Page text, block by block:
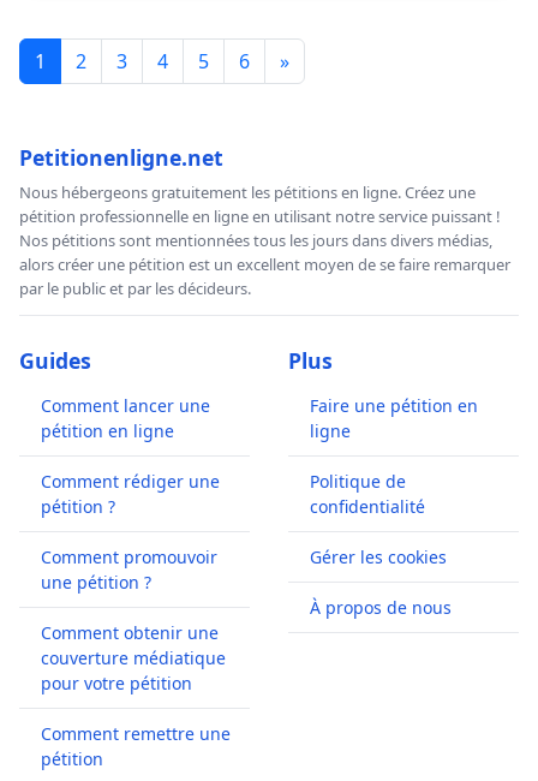
1 2 3 4 5 6 »
Petitionenligne.net
Nous hébergeons gratuitement les pétitions en ligne. Créez une
pétition professionnelle en ligne en utilisant notre service puissant !
Nos pétitions sont mentionnées tous les jours dans divers médias,
alors créer une pétition est un excellent moyen de se faire remarquer
par le public et par les décideurs.
Guides
Comment lancer une
pétition en ligne
Comment rédiger une
pétition ?
Comment promouvoir
une pétition ?
Comment obtenir une
couverture médiatique
pour votre pétition
Comment remettre une
pétition
Plus
Faire une pétition en
ligne
Politique de
confidentialité
Gérer les cookies
À propos de nous